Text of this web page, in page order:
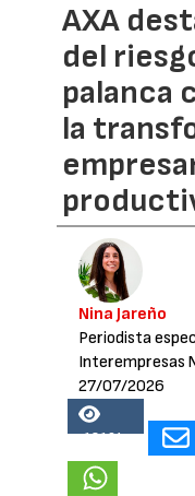
AXA
del
palanca
la
Nina Jareño
Periodista
Interempresas
27/07/2026
18164